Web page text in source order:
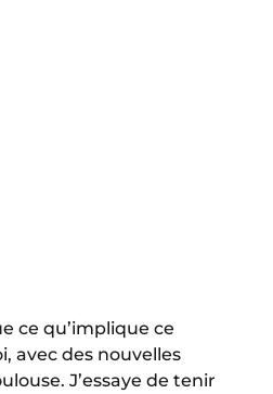
ce qu’implique ce
avec des nouvelles
J’essaye de tenir